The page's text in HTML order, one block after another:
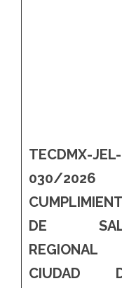
TECDMX-JEL-
030/2026
DE
REGIONAL
CIUDAD